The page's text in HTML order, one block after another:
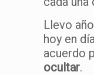
Llevo
hoy en
acuerdo
ocultar.